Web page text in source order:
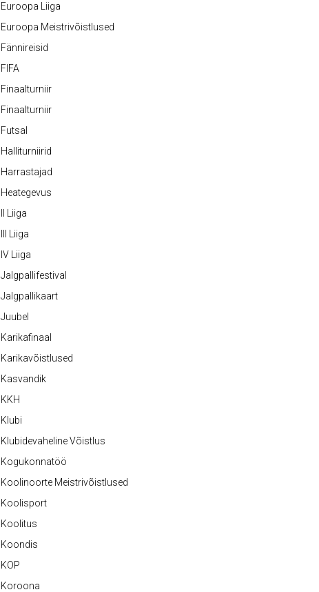
Euroopa Liiga
Euroopa Meistrivõistlused
Fännireisid
FIFA
Finaalturniir
Finaalturniir
Futsal
Halliturniirid
Harrastajad
Heategevus
II Liiga
III Liiga
IV Liiga
Jalgpallifestival
Jalgpallikaart
Juubel
Karikafinaal
Karikavõistlused
Kasvandik
KKH
Klubi
Klubidevaheline Võistlus
Kogukonnatöö
Koolinoorte Meistrivõistlused
Koolisport
Koolitus
Koondis
KOP
Koroona